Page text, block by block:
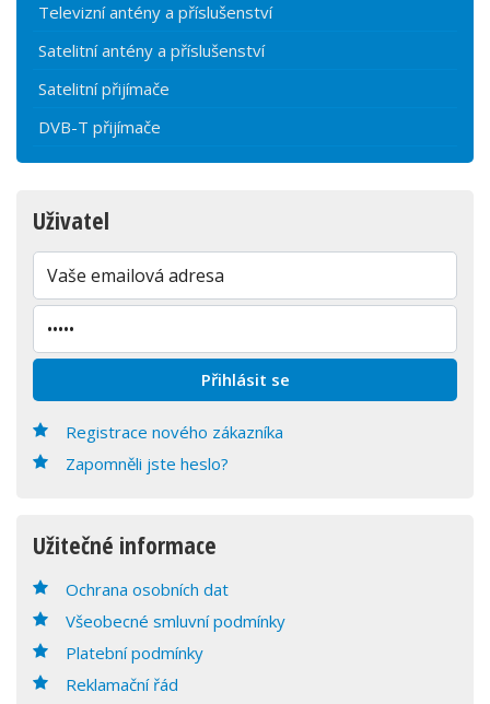
Televizní antény a příslušenství
Satelitní antény a příslušenství
Satelitní přijímače
DVB-T přijímače
Uživatel
Registrace nového zákazníka
Zapomněli jste heslo?
Užitečné informace
Ochrana osobních dat
Všeobecné smluvní podmínky
Platební podmínky
Reklamační řád